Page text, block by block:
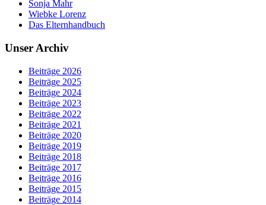
Sonja Mahr
Wiebke Lorenz
Das Elternhandbuch
Unser Archiv
Beiträge 2026
Beiträge 2025
Beiträge 2024
Beiträge 2023
Beiträge 2022
Beiträge 2021
Beiträge 2020
Beiträge 2019
Beiträge 2018
Beiträge 2017
Beiträge 2016
Beiträge 2015
Beiträge 2014